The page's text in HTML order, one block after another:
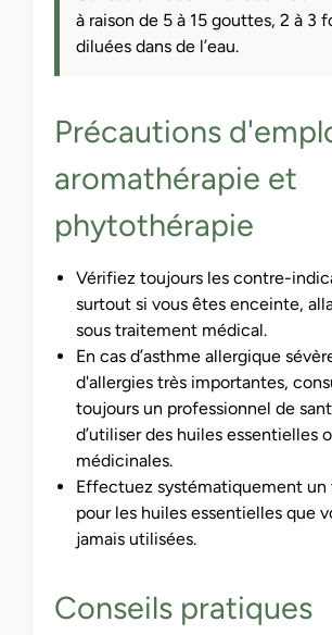
à raison de 5 à 15 gouttes, 2 à 3
diluées dans de l’eau.
Précautions
aromathérapie et
phytothérapie
Vérifiez toujours les contre-
surtout si vous êtes enceinte,
sous traitement médical.
En cas d’asthme allergique
d'allergies très importantes,
toujours un professionnel de
d’utiliser des huiles essentielles
médicinales.
Effectuez systématiquement
pour les huiles essentielles que
jamais utilisées.
Conseils pratiques